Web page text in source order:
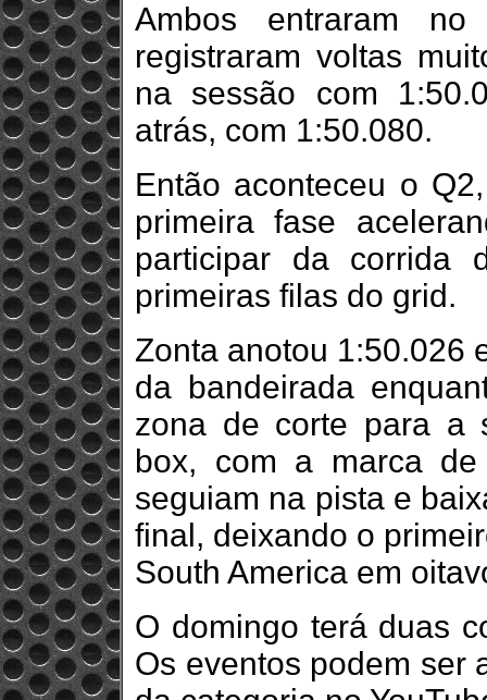
Ambos entraram
registraram voltas
na sessão com
atrás, com 1:50.080.
Então aconteceu o
primeira fase
participar da corrida
primeiras filas do grid.
Zonta anotou 1:50.026
da bandeirada
zona de corte para a
box, com a marca
seguiam na pista e
final, deixando o
South America em
O domingo terá duas
Os eventos podem ser